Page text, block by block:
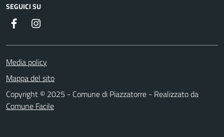
SEGUICI SU
Facebook
Media policy
Mappa del sito
Copyright © 2025 - Comune di Piazzatorre - Realizzato da
Comune Facile